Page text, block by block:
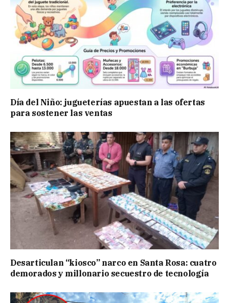
Día del Niño: jugueterías apuestan a las ofertas
para sostener las ventas
Desarticulan “kiosco” narco en Santa Rosa: cuatro
demorados y millonario secuestro de tecnología